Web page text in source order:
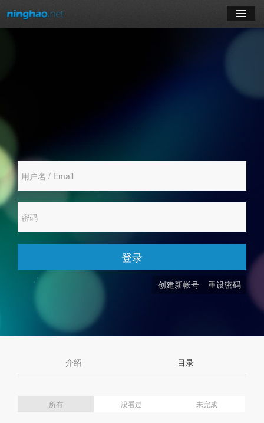
创建新帐号 重设密码
登录
介绍 目录
所有 没看过 未完成